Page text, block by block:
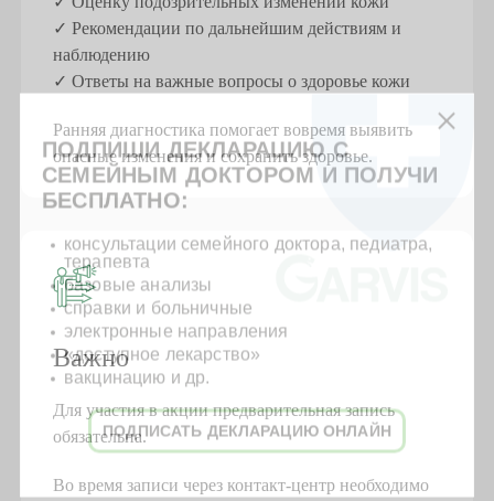
✓ Рекомендации по дальнейшим действиям и
наблюдению
✓ Ответы на важные вопросы о здоровье кожи
Ранняя диагностика помогает вовремя выявить
опасные изменения и сохранить здоровье.
Важно
Для участия в акции предварительная запись
обязательна.
Во время записи через контакт-центр необходимо
ПОДПИШИ ДЕКЛАРАЦИЮ С
СЕМЕЙНЫМ ДОКТОРОМ И ПОЛУЧИ
БЕСПЛАТНО:
консультации семейного доктора, педиатра,
терапевта
базовые анализы
справки и больничные
электронные направления
«доступное лекарство»
вакцинацию и др.
ПОДПИСАТЬ ДЕКЛАРАЦИЮ ОНЛАЙН